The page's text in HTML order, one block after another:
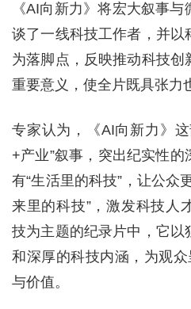
《AI向新力》将宏大叙事
谈了一线科技工作者，并
为落脚点，反映推动科技
重要意义，使全片既具张力
专家认为，《AI向新力》
+产业”叙事，突出纪实性
有“生活里的科技”，让公众
来里的科技”，激发科技人
技为主题的纪录片中，它以
和深厚的科技内涵，为观
与价值。